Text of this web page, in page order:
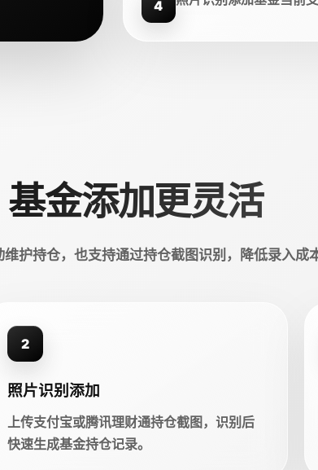
4
基金添加更灵活
维护持仓，也支持通过持仓截图识别，降低录入成
2
照片识别添加
上传支付宝或腾讯理财通持仓截图，识别后
快速生成基金持仓记录。